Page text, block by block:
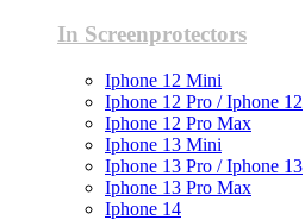
In Screenprotectors
Iphone 12 Mini
Iphone 12 Pro / Iphone 12
Iphone 12 Pro Max
Iphone 13 Mini
Iphone 13 Pro / Iphone 13
Iphone 13 Pro Max
Iphone 14